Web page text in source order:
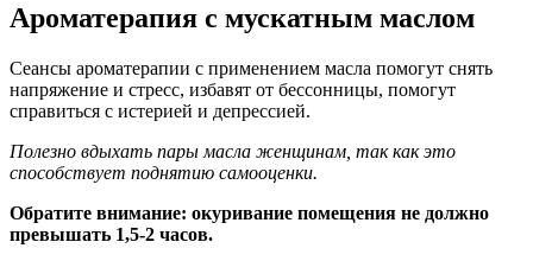
Ароматерапия с мускатным маслом
Сеансы ароматерапии с применением масла помогут снять
напряжение и стресс, избавят от бессонницы, помогут
справиться с истерией и депрессией.
Полезно вдыхать пары масла женщинам, так как это
способствует поднятию самооценки.
Обратите внимание: окуривание помещения не должно
превышать 1,5-2 часов.